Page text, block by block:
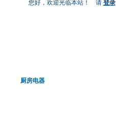
您好，欢迎光临本站！ 请 登录
厨房电器